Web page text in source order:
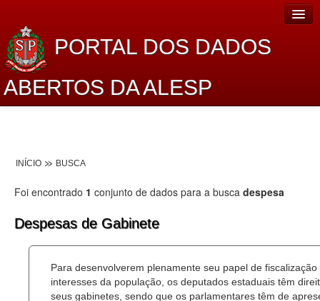
PORTAL DOS DADOS
ABERTOS DA ALESP
Lei de Acesso à Informação
Dados Governamentais Abertos
Catálogo de dados
INÍCIO BUSCA
Foi encontrado 1 conjunto de dados para a busca despesa
Despesas de Gabinete
Para desenvolverem plenamente seu papel de
interesses da população, os deputados estaduais têm
seus gabinetes, sendo que os parlamentares têm de